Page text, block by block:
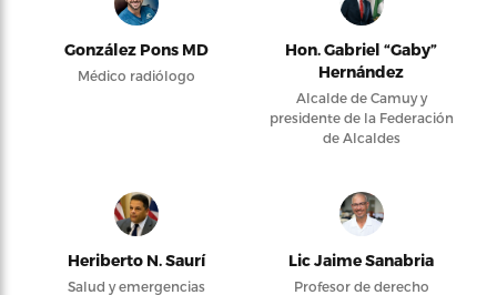
González Pons MD
Médico radiólogo
Hon. Gabriel “Gaby”
Hernández
Alcalde de Camuy y
presidente de la Federación
de Alcaldes
Heriberto N. Saurí
Salud y emergencias
Lic Jaime Sanabria
Profesor de derecho